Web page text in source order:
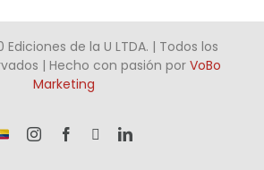
de la U LTDA. | Todos los
| Hecho con pasión por VoBo
Marketing
InstagramFacebook LinkedIn